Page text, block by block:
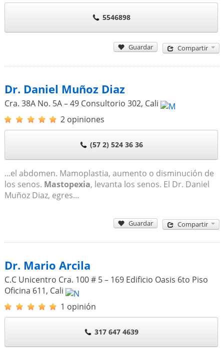
5546898
Guardar Compartir
Dr. Daniel Muñoz Diaz
Cra. 38A No. 5A – 49 Consultorio 302, Cali
2 opiniones
(57 2) 524 36 36
...el abdomen. Mamoplastia, aumento o disminución de
los senos. Mastopexia, levanta los senos. El Dr. Daniel
Muñoz Diaz, egres...
Guardar Compartir
Dr. Mario Arcila
C.C Unicentro Cra. 100 # 5 – 169 Edificio Oasis 6to Piso
Oficina 611, Cali
1 opinión
317 647 4639